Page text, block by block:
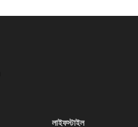
লাইফস্টাইল